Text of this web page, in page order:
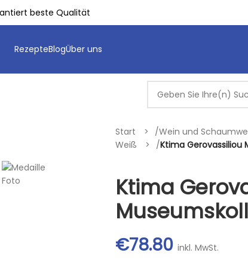
beste Qualität
RezepteBlogÜber uns
Start /Wein und
Weiß
/Ktima Gerovassiliou
Ktima
€78.80 inkl. MwSt.